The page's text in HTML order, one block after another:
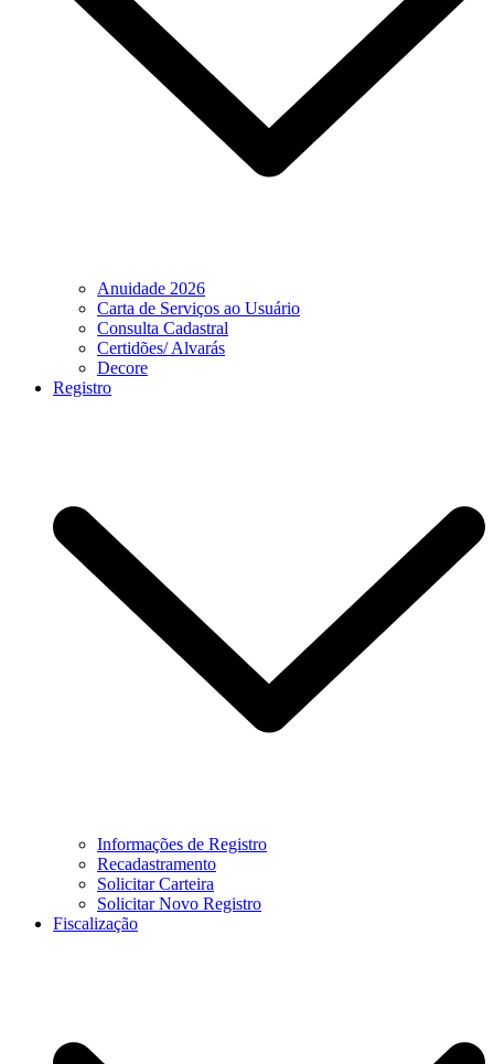
Anuidade 2026
Carta de Serviços ao Usuário
Consulta Cadastral
Certidões/ Alvarás
Decore
Registro
Informações de Registro
Recadastramento
Solicitar Carteira
Solicitar Novo Registro
Fiscalização